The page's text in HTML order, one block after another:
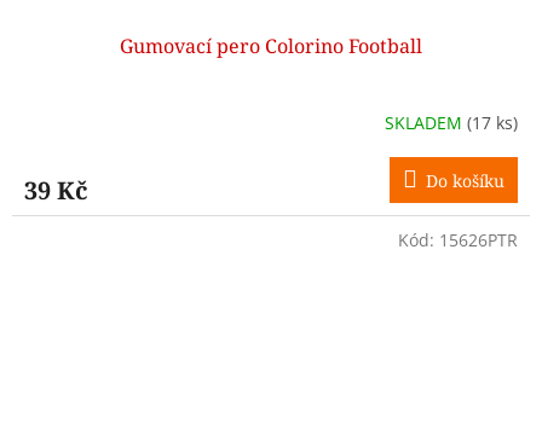
Gumovací pero Colorino Football
SKLADEM (17 ks)
39 Kč Do košíku
Kód: 15626PTR